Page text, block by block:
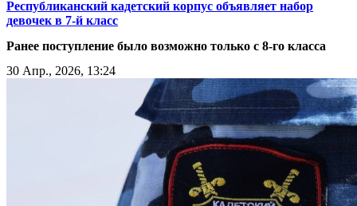
Республиканский кадетский корпус объявляет набор
девочек в 7-й класс
Ранее поступление было возможно только с 8-го класса
30 Апр., 2026, 13:24